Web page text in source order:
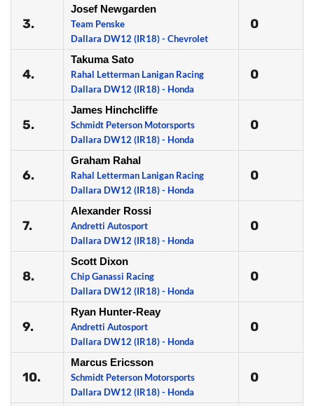
3.
Josef Newgarden
Team Penske
Dallara DW12 (IR18) - Chevrolet
0
4.
Takuma Sato
Rahal Letterman Lanigan Racing
Dallara DW12 (IR18) - Honda
0
5.
James Hinchcliffe
Schmidt Peterson Motorsports
Dallara DW12 (IR18) - Honda
0
6.
Graham Rahal
Rahal Letterman Lanigan Racing
Dallara DW12 (IR18) - Honda
0
7.
Alexander Rossi
Andretti Autosport
Dallara DW12 (IR18) - Honda
0
8.
Scott Dixon
Chip Ganassi Racing
Dallara DW12 (IR18) - Honda
0
9.
Ryan Hunter-Reay
Andretti Autosport
Dallara DW12 (IR18) - Honda
0
10.
Marcus Ericsson
Schmidt Peterson Motorsports
Dallara DW12 (IR18) - Honda
0